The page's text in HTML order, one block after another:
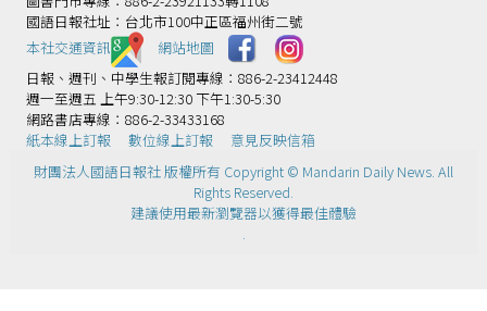
國語日報社址：台北市100中正區福州街二號
本社交通資訊️
網站地圖
日報、週刊、中學生報訂閱專線：886-2-23412448
週一至週五 上午9:30-12:30 下午1:30-5:30
網路書店專線：886-2-33433168
紙本線上訂報
數位線上訂報
意見反映信箱
財團法人國語日報社 版權所有 Copyright © Mandarin Daily News. All
Rights Reserved.
建議使用最新瀏覽器以獲得最佳體驗
.